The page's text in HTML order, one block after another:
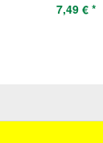
7,49 € *